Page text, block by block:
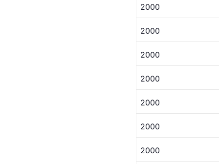
2000
2000
2000
2000
2000
2000
2000